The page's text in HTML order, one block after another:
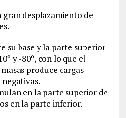
desplazamiento de
su base y la parte superior
y -80º, con lo que el
produce cargas
en la parte superior de
en la parte inferior.